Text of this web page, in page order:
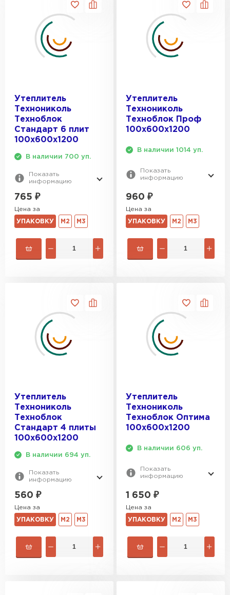
Утеплитель
Технониколь
Техноблок
Стандарт 6 плит
100х600х1200
В наличии 700 уп.
Показать
информацию
765 ₽
Цена за
УПАКОВКУ М2 М3
Утеплитель
Технониколь
Техноблок Проф
100х600х1200
В наличии 1014 уп.
Показать
информацию
960 ₽
Цена за
УПАКОВКУ М2 М3
Утеплитель
Технониколь
Техноблок
Стандарт 4 плиты
100х600х1200
В наличии 694 уп.
Показать
информацию
560 ₽
Цена за
УПАКОВКУ М2 М3
Утеплитель
Технониколь
Техноблок Оптима
100х600х1200
В наличии 606 уп.
Показать
информацию
1 650 ₽
Цена за
УПАКОВКУ М2 М3